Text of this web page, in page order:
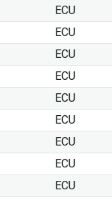
ECU
ECU
ECU
ECU
ECU
ECU
ECU
ECU
ECU